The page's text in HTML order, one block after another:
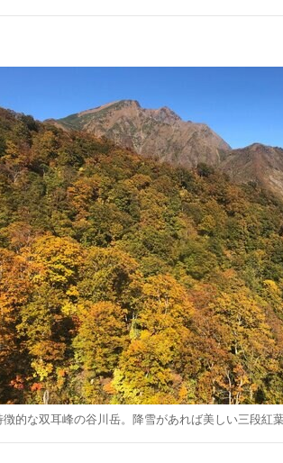
徴的な双耳峰の谷川岳。降雪があれば美しい三段紅
里山アドベン
アソ日和